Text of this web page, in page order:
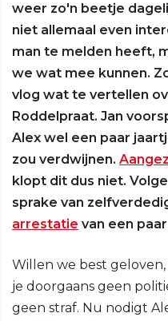
weer zo'n beetje
niet allemaal even
man te melden heeft,
we wat mee kunnen.
vlog wat te vertellen
Roddelpraat. Jan
Alex wel een paar
zou verdwijnen.
klopt dit dus niet.
sprake van
arrestatie van een
Willen we best
je doorgaans geen
geen straf. Nu nodigt